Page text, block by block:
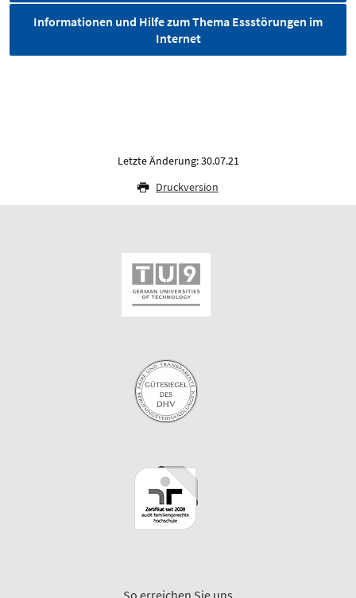
Informationen und Hilfe zum Thema Essstörungen im
Internet
Letzte Änderung: 30.07.21
Druckversion